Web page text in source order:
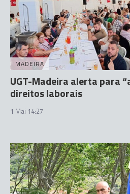
MADEIRA
UGT-Madeira alerta para
direitos laborais
1 Mai 14:27